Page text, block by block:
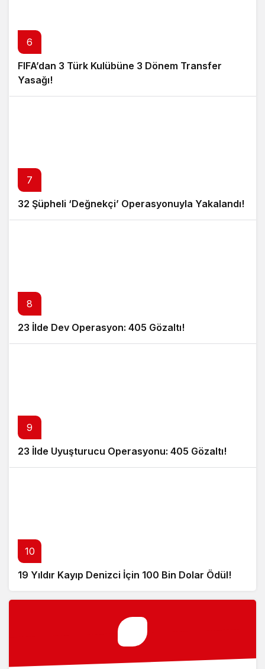
6
FIFA’dan 3 Türk Kulübüne 3 Dönem Transfer
Yasağı!
7
32 Şüpheli ‘Değnekçi’ Operasyonuyla Yakalandı!
8
23 İlde Dev Operasyon: 405 Gözaltı!
9
23 İlde Uyuşturucu Operasyonu: 405 Gözaltı!
10
19 Yıldır Kayıp Denizci İçin 100 Bin Dolar Ödül!